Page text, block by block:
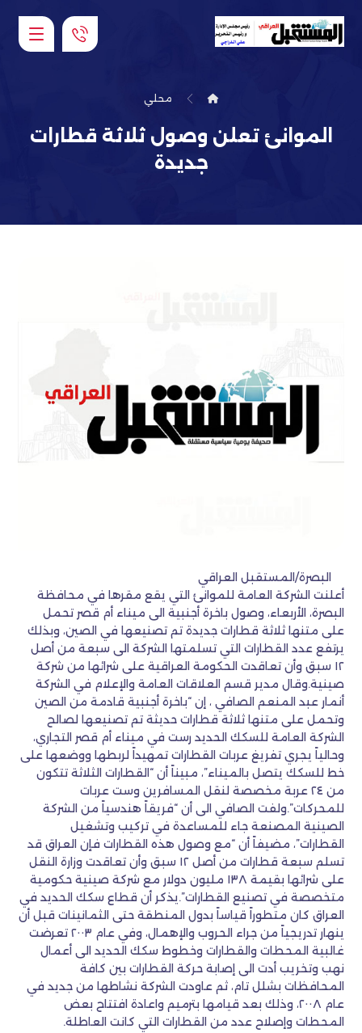
محلي
الموانئ تعلن وصول ثلاثة قطارات
جديدة
البصرة/المستقبل العراقي
أعلنت الشركة العامة للموانئ التي يقع مقرها في محافظة
البصرة، الأربعاء، وصول باخرة أجنبية الى ميناء أم قصر تحمل
على متنها ثلاثة قطارات جديدة تم تصنيعها في الصين، وبذلك
يرتفع عدد القطارات التي تسلمتها الشركة الى سبعة من أصل
١٢ سبق وأن تعاقدت الحكومة العراقية على شرائها من شركة
صينية.وقال مدير قسم العلاقات العامة والإعلام في الشركة
أنمار عبد المنعم الصافي ، إن “باخرة أجنبية قادمة من الصين
وتحمل على متنها ثلاثة قطارات حديثة تم تصنيعها لصالح
الشركة العامة للسكك الحديد رست في ميناء أم قصر التجاري،
وحالياً يجري تفريغ عربات القطارات تمهيداً لربطها ووضعها على
خط للسكك يتصل بالميناء”، مبيناً أن “القطارات الثلاثة تتكون
من ٢٤ عربة مخصصة لنقل المسافرين وست عربات
للمحركات”.ولفت الصافي الى أن “فريقاً هندسياً من الشركة
الصينية المصنعة جاء للمساعدة في تركيب وتشغيل
القطارات”، مضيفاً أن “مع وصول هذه القطارات فإن العراق قد
تسلم سبعة قطارات من أصل ١٢ سبق وأن تعاقدت وزارة النقل
على شرائها بقيمة ١٣٨ مليون دولار مع شركة صينية حكومية
متخصصة في تصنيع القطارات”.يذكر أن قطاع سكك الحديد في
العراق كان متطوراً قياساً بدول المنطقة حتى الثمانينات قبل أن
ينهار تدريجياً من جراء الحروب والإهمال، وفي عام ٢٠٠٣ تعرضت
غالبية المحطات والقطارات وخطوط سكك الحديد الى أعمال
نهب وتخريب أدت الى إصابة حركة القطارات بين كافة
المحافظات بشلل تام، ثم عاودت الشركة نشاطها من جديد في
عام ٢٠٠٨، وذلك بعد قيامها بترميم واعادة افتتاح بعض
المحطات وإصلاح عدد من القطارات التي كانت العاطلة.